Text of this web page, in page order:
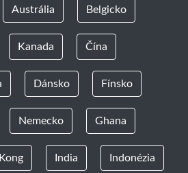
Austrália Belgicko
Kanada Čína
Dánsko Fínsko
Nemecko Ghana
India Indonézia